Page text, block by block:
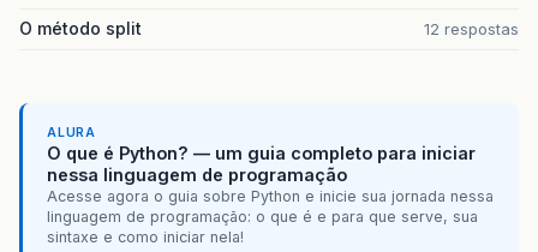
O método split 12 respostas
ALURA
O que é Python? — um guia completo para iniciar
nessa linguagem de programação
Acesse agora o guia sobre Python e inicie sua jornada nessa
linguagem de programação: o que é e para que serve, sua
sintaxe e como iniciar nela!